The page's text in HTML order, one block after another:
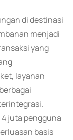
di destinasi
menjadi
yang
layanan
juta pengguna
basis